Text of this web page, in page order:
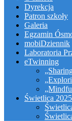
Dyrekcja
Patron szkoły
Galeria
Egzamin
mobiDziennik
Laboratoria
eTwinning
Świetlica